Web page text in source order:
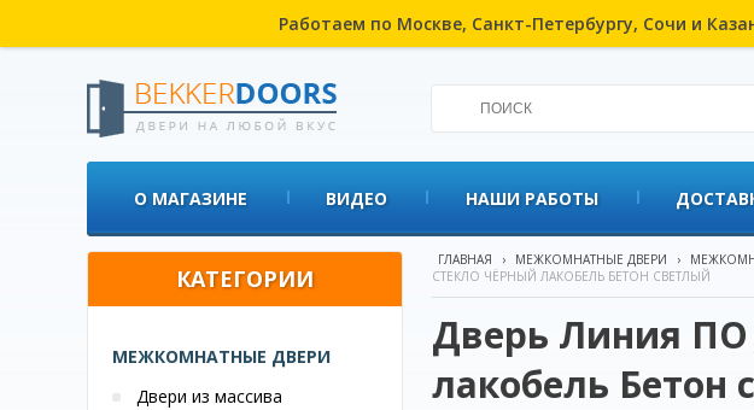
Работаем по Москве, Санкт-Петербургу, Сочи и
О МАГАЗИНЕ ВИДЕО НАШИ РАБОТЫ
КАТЕГОРИИ
МЕЖКОМНАТНЫЕ ДВЕРИ
Двери из массива
ГЛАВНАЯ › МЕЖКОМНАТНЫЕ ДВЕРИ ›
СТЕКЛО ЧЁРНЫЙ ЛАКОБЕЛЬ БЕТОН СВЕТЛЫЙ
Дверь Линия ПО
лакобель Бетон